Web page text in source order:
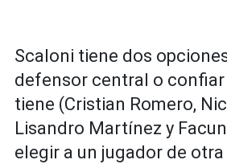
Scaloni tiene dos
defensor central o confiar
tiene (Cristian Romero,
Lisandro Martínez y
elegir a un jugador de